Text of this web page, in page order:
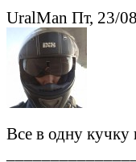
UralMan Пт, 23/
Все в одну кучку